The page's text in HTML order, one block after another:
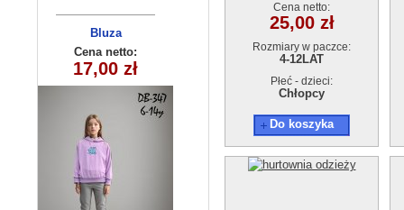
Bluza
dziecięca
290525-DB347
(6-14) 10szt
Cena netto:
17,00 zł
Komplet
dziecięcy
260625-30
(3/4-13/14)
Cena netto:
36,00 zł
Cena netto:
25,00 zł
Rozmiary w paczce:
4-12LAT
Płeć - dzieci:
Chłopcy
Do koszyka